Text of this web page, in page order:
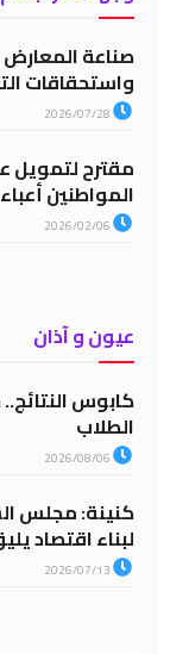
صناعة
واستحقاقات
مقترح لتمويل
المواطنين
عيون و آذان
الطلاب
كنينة: مجلس
لبناء اقتصاد